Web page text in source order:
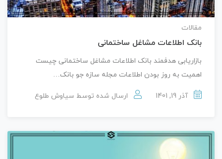
مقالات
بانک اطلاعات مشاغل ساختمانی
بازاریابی هدفمند بانک اطلاعات مشاغل ساختمانی چیست
اهمیت به روز بودن اطلاعات مجله سازه جو بانک…
آذر 19, 1401 ارسال شده توسط سیاوش طلوع